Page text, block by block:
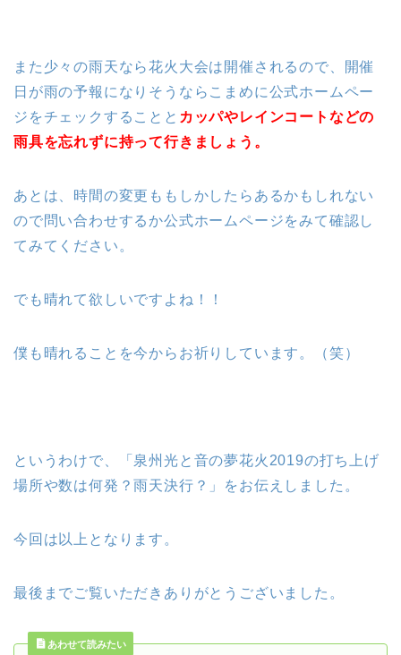
また少々の雨天なら花火大会は開催されるので、開催
日が雨の予報になりそうならこまめに公式ホームペー
ジをチェックすることと カッパやレインコートなどの
雨具を忘れずに持って行きましょう。
あとは、時間の変更ももしかしたらあるかもしれない
ので問い合わせするか公式ホームページをみて確認し
てみてください。
でも晴れて欲しいですよね！！
僕も晴れることを今からお祈りしています。（笑）
というわけで、「泉州光と音の夢花火2019の打ち上げ
場所や数は何発？雨天決行？」をお伝えしました。
今回は以上となります。
最後までご覧いただきありがとうございました。
あわせて読みたい